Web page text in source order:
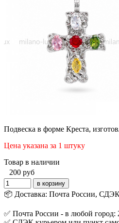
Подвеска в форме Креста,
Цена указана за 1 штуку
Товар в наличии
200 руб
📦 Доставка: Почта России,
✅ Почта России - в любой город: